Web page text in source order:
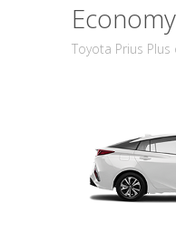
Toyota Prius